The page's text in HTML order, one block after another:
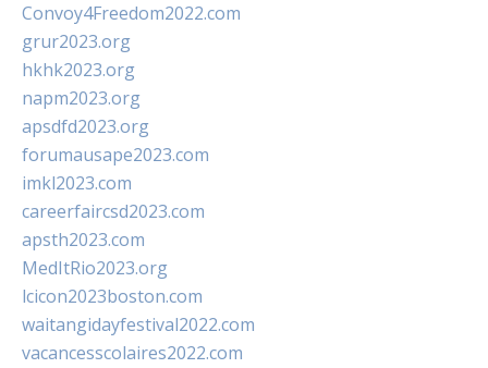
Convoy4Freedom2022.com
grur2023.org
hkhk2023.org
napm2023.org
apsdfd2023.org
forumausape2023.com
imkl2023.com
careerfaircsd2023.com
apsth2023.com
MedItRio2023.org
lcicon2023boston.com
waitangidayfestival2022.com
vacancesscolaires2022.com